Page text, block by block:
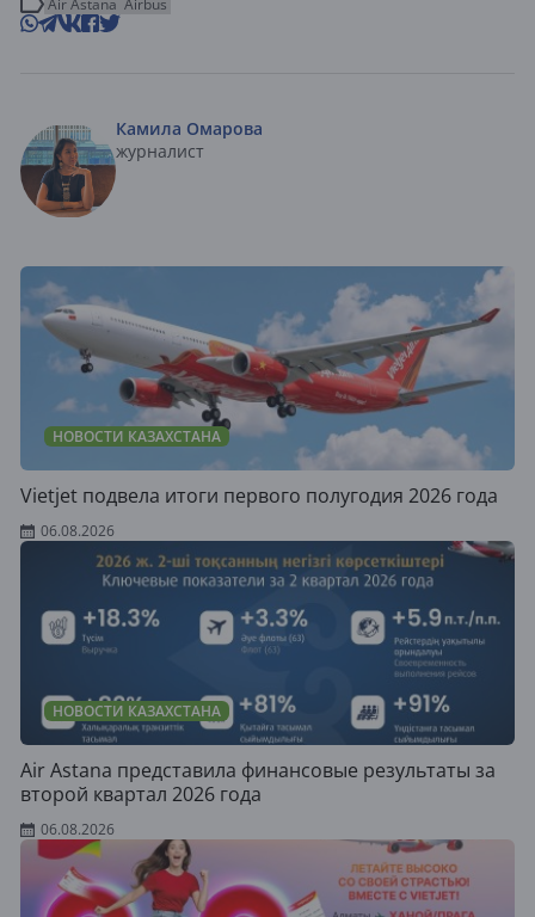
Air Astana Airbus
Камила Омарова
журналист
НОВОСТИ КАЗАХСТАНА
Vietjet подвела итоги первого полугодия 2026 года
06.08.2026
НОВОСТИ КАЗАХСТАНА
Air Astana представила финансовые результаты за
второй квартал 2026 года
06.08.2026